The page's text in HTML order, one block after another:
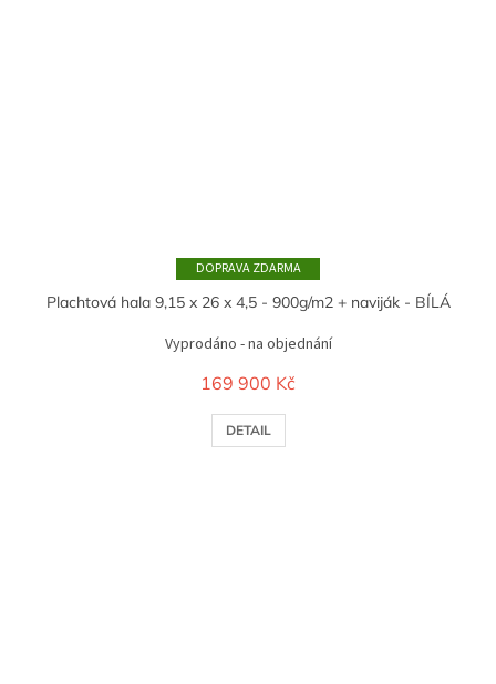
ZDARMA
Plachtová hala 9,15 x 26 x 4,5 - 900g/m2 + naviják - BÍLÁ
Vyprodáno - na objednání
169 900 Kč
DETAIL